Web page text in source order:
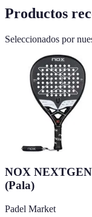
Productos
Seleccionados por
NOX NEXTGEN
(Pala)
Padel Market